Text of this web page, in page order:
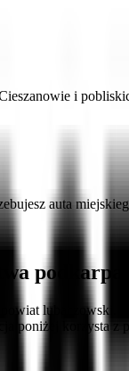
i
auta
lubaczowski.
poniżej korzysta z